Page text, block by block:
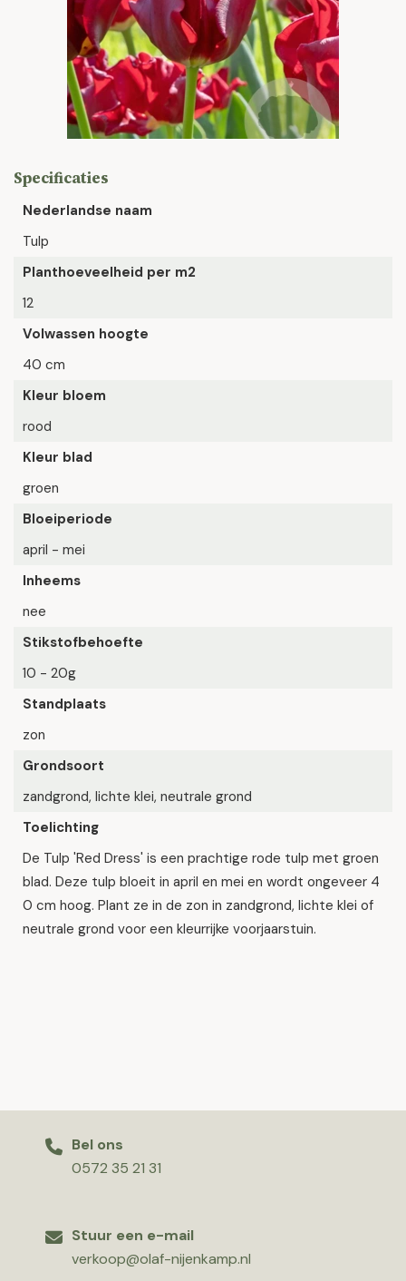
Specificaties
Nederlandse naam
Tulp
Planthoeveelheid per m2
12
Volwassen hoogte
40 cm
Kleur bloem
rood
Kleur blad
groen
Bloeiperiode
april - mei
Inheems
nee
Stikstofbehoefte
10 - 20g
Standplaats
zon
Grondsoort
zandgrond, lichte klei, neutrale grond
Toelichting
De Tulp 'Red Dress' is een prachtige rode tulp met groen
blad. Deze tulp bloeit in april en mei en wordt ongeveer 4
0 cm hoog. Plant ze in de zon in zandgrond, lichte klei of
neutrale grond voor een kleurrijke voorjaarstuin.
Bel ons
0572 35 21 31
Stuur een e-mail
verkoop@olaf-nijenkamp.nl